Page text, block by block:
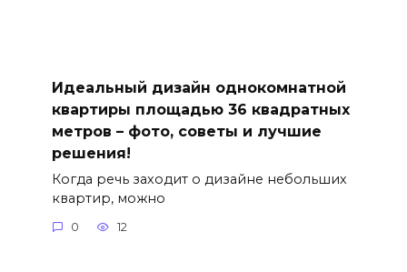
Идеальный дизайн однокомнатной
квартиры площадью 36 квадратных
метров – фото, советы и лучшие
решения!
Когда речь заходит о дизайне небольших
квартир, можно
0 12